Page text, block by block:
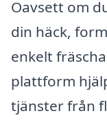
Oavsett om
din häck,
enkelt
plattform
tjänster från